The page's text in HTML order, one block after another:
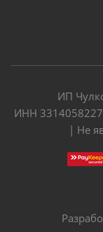
ИП
ИНН
| Не